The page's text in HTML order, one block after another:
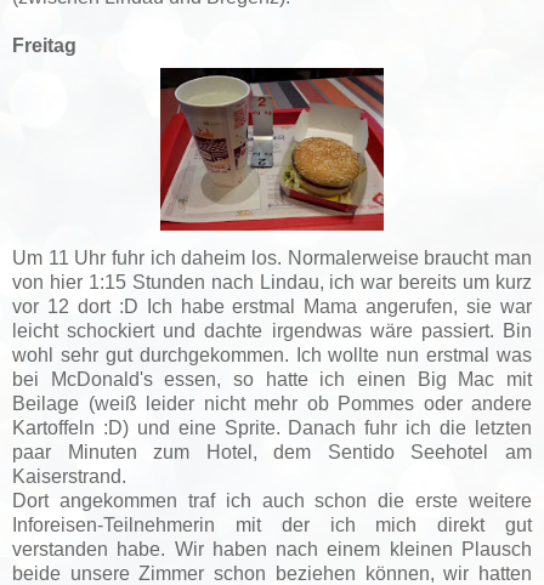
Freitag
Um 11 Uhr fuhr ich daheim los. Normalerweise braucht man
von hier 1:15 Stunden nach Lindau, ich war bereits um kurz
vor 12 dort :D Ich habe erstmal Mama angerufen, sie war
leicht schockiert und dachte irgendwas wäre passiert. Bin
wohl sehr gut durchgekommen. Ich wollte nun erstmal was
bei McDonald's essen, so hatte ich einen Big Mac mit
Beilage (weiß leider nicht mehr ob Pommes oder andere
Kartoffeln :D) und eine Sprite. Danach fuhr ich die letzten
paar Minuten zum Hotel, dem Sentido Seehotel am
Kaiserstrand.
Dort angekommen traf ich auch schon die erste weitere
Inforeisen-Teilnehmerin mit der ich mich direkt gut
verstanden habe. Wir haben nach einem kleinen Plausch
beide unsere Zimmer schon beziehen können, wir hatten